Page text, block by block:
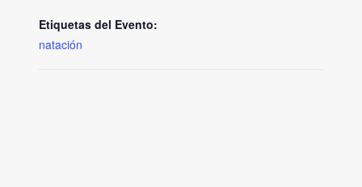
Etiquetas del Evento:
natación